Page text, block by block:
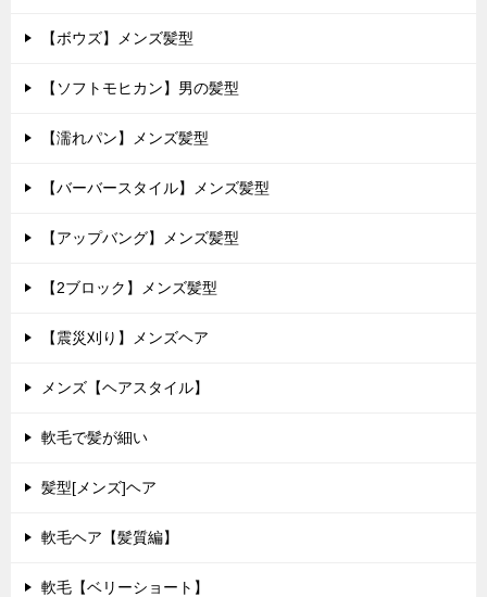
【ボウズ】メンズ髪型
【ソフトモヒカン】男の髪型
【濡れパン】メンズ髪型
【バーバースタイル】メンズ髪型
【アップバング】メンズ髪型
【2ブロック】メンズ髪型
【震災刈り】メンズヘア
メンズ【ヘアスタイル】
軟毛で髪が細い
髪型[メンズ]ヘア
軟毛ヘア【髪質編】
軟毛【ベリーショート】